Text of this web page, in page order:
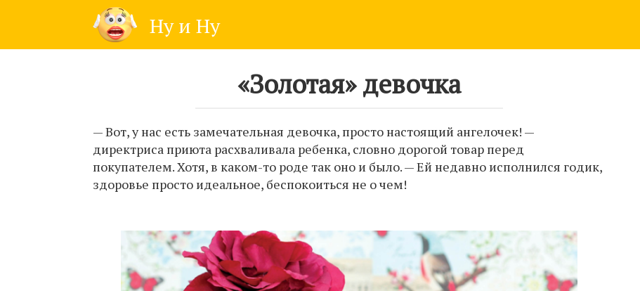
Ну и Ну
«Золотая» девочка
— Вот, у нас есть замечательная девочка, просто настоящий ангелочек! —
директриса приюта расхваливала ребенка, словно дорогой товар перед
покупателем. Хотя, в каком-то роде так оно и было. — Ей недавно исполнился годик,
здоровье просто идеальное, беспокоиться не о чем!